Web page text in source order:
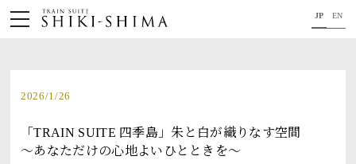
JP EN
車内のご紹介
旅の行程のご紹介
2026/1/26
「TRAIN SUITE 四季島」朱と白が織りなす空間
～あなただけの心地よいひとときを～